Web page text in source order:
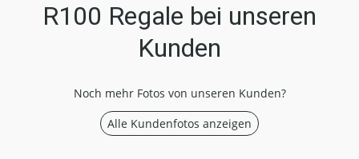
R100 Regale bei unseren
Kunden
Noch mehr Fotos von unseren Kunden?
Alle Kundenfotos anzeigen